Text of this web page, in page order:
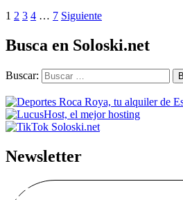
1 2 3 4 … 7 Siguiente
Busca en Soloski.net
Buscar:
Newsletter